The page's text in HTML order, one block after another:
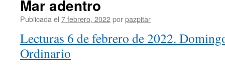
Mar adentro
Publicada el 7 febrero, 2022porpazpitar
Lecturas 6 de febrero de 2022.
Ordinario